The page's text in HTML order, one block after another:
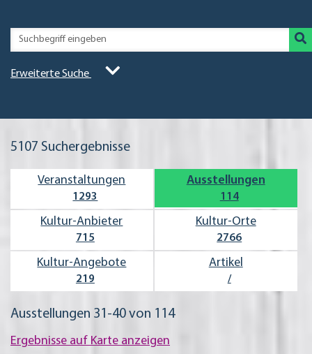
Erweiterte Suche
5107 Suchergebnisse
Veran­staltungen
1293
Ausstel­lungen
114
Kultur-Anbieter
715
Kultur-Orte
2766
Kultur-Angebote
219
Artikel
/
Ausstellungen 31-40 von 114
Ergebnisse auf Karte anzeigen